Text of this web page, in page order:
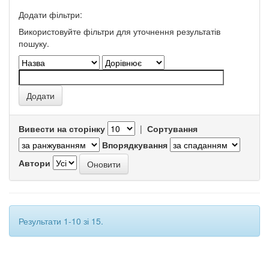
Додати фільтри:
Використовуйте фільтри для уточнення результатів
пошуку.
Вивести на сторінку | Сортування
Впорядкування
Автори
Результати 1-10 зі 15.